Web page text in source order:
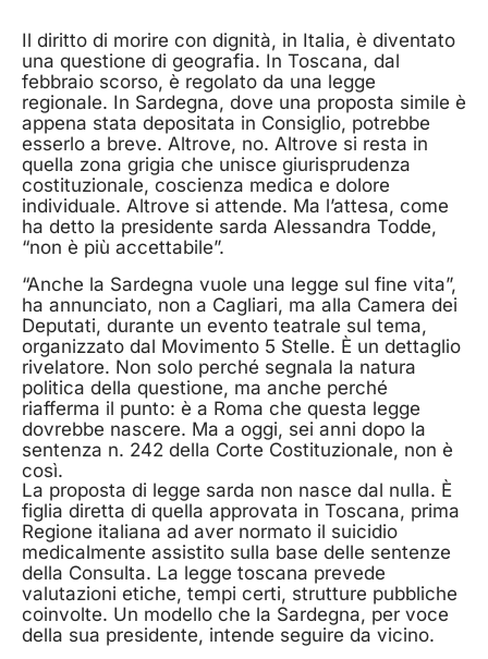
Il diritto di morire con dignità, in Italia, è diventato
una questione di geografia. In Toscana, dal
febbraio scorso, è regolato da una legge
regionale. In Sardegna, dove una proposta simile è
appena stata depositata in Consiglio, potrebbe
esserlo a breve. Altrove, no. Altrove si resta in
quella zona grigia che unisce giurisprudenza
costituzionale, coscienza medica e dolore
individuale. Altrove si attende. Ma l’attesa, come
ha detto la presidente sarda Alessandra Todde,
“non è più accettabile”.
“Anche la Sardegna vuole una legge sul fine vita”,
ha annunciato, non a Cagliari, ma alla Camera dei
Deputati, durante un evento teatrale sul tema,
organizzato dal Movimento 5 Stelle. È un dettaglio
rivelatore. Non solo perché segnala la natura
politica della questione, ma anche perché
riafferma il punto: è a Roma che questa legge
dovrebbe nascere. Ma a oggi, sei anni dopo la
sentenza n. 242 della Corte Costituzionale, non è
così.
La proposta di legge sarda non nasce dal nulla. È
figlia diretta di quella approvata in Toscana, prima
Regione italiana ad aver normato il suicidio
medicalmente assistito sulla base delle sentenze
della Consulta. La legge toscana prevede
valutazioni etiche, tempi certi, strutture pubbliche
coinvolte. Un modello che la Sardegna, per voce
della sua presidente, intende seguire da vicino.